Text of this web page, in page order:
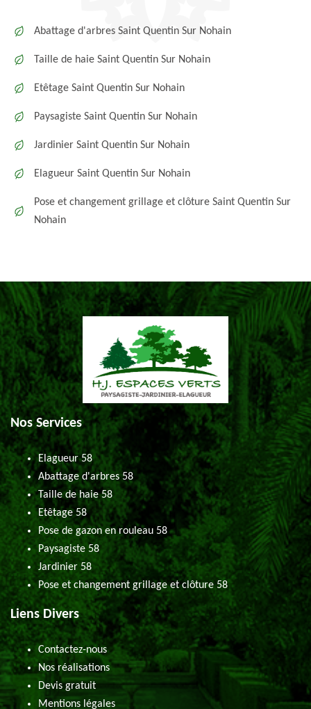
Abattage d'arbres Saint Quentin Sur Nohain
Taille de haie Saint Quentin Sur Nohain
Etêtage Saint Quentin Sur Nohain
Paysagiste Saint Quentin Sur Nohain
Jardinier Saint Quentin Sur Nohain
Elagueur Saint Quentin Sur Nohain
Pose et changement grillage et clôture Saint Quentin Sur
Nohain
Nos Services
Elagueur 58
Abattage d'arbres 58
Taille de haie 58
Etêtage 58
Pose de gazon en rouleau 58
Paysagiste 58
Jardinier 58
Pose et changement grillage et clôture 58
Liens Divers
Contactez-nous
Nos réalisations
Devis gratuit
Mentions légales